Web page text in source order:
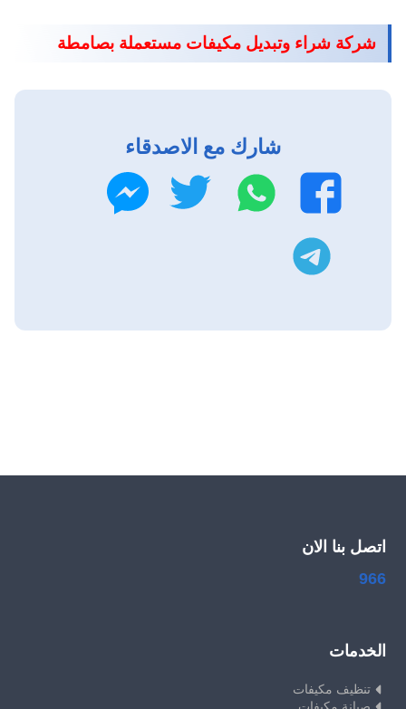
شركة شراء وتبديل مكيفات مستعملة بصامطة
شارك مع الاصدقاء
فيسبوك
واتساب تويتر
اتصل بنا الان
966
الخدمات
تنظيف مكيفات